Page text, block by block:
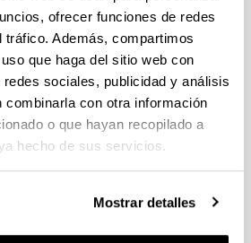
ofrecer funciones de redes
Además, compartimos
que haga del sitio web con
sociales, publicidad y análisis
combinarla con otra información
o que hayan recopilado a
hecho de sus servicios.
Mostrar detalles
chicanos, nativos y
literatura
de los Estados